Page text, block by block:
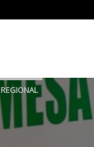
REGIONAL